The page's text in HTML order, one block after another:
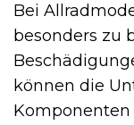
Bei
besonders zu
können die
Komponenten